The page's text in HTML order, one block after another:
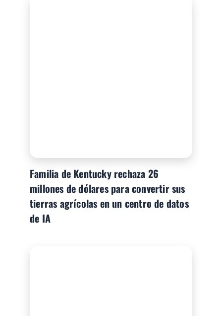
Familia de Kentucky rechaza 26
millones de dólares para convertir sus
tierras agrícolas en un centro de datos
de IA